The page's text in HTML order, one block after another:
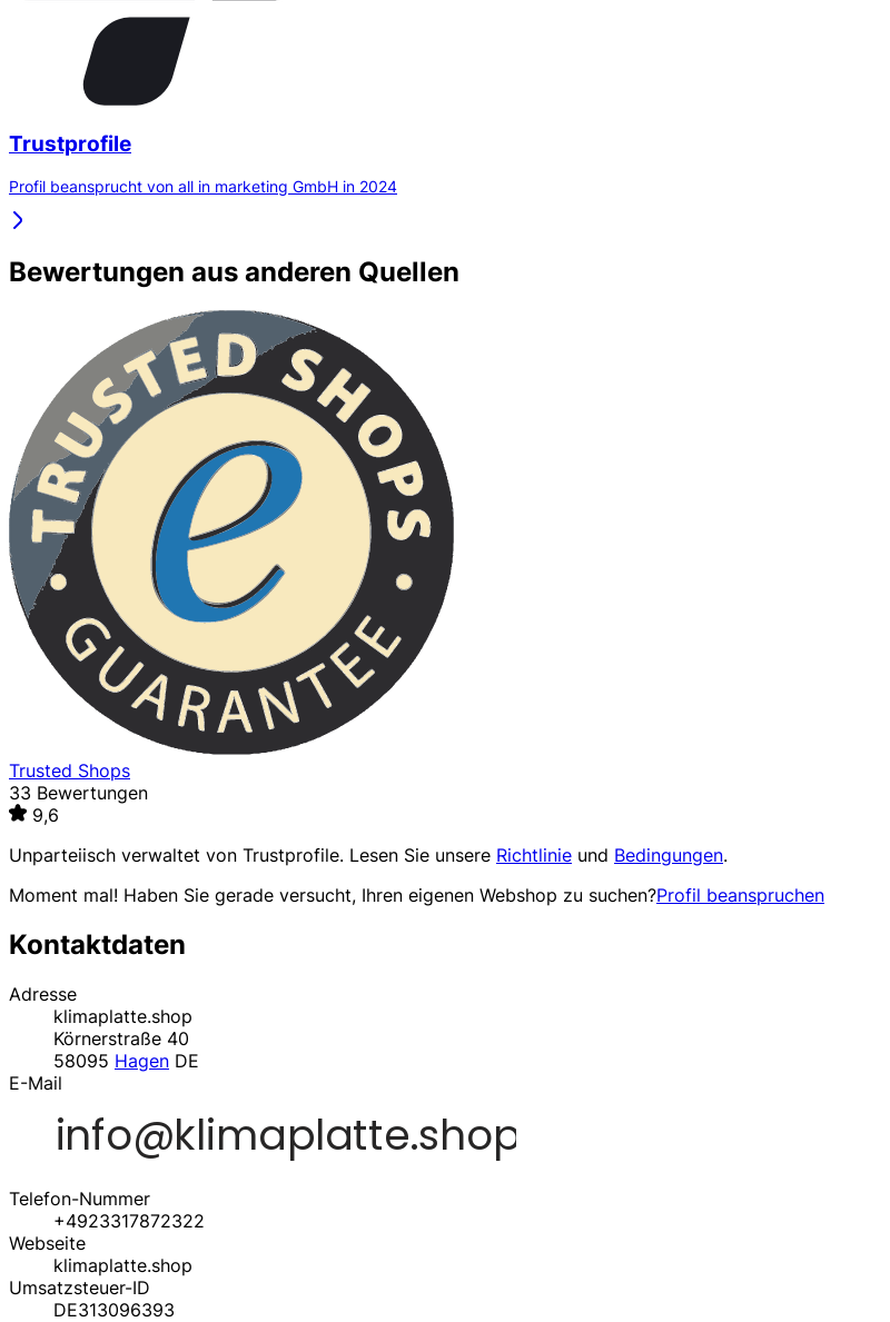
Trustprofile
Profil beansprucht von all in marketing GmbH in 2024
Bewertungen aus anderen Quellen
Trusted Shops
33 Bewertungen
9,6
Unparteiisch verwaltet von Trustprofile. Lesen Sie unsere Richtlinie und Bedingungen.
Moment mal! Haben Sie gerade versucht, Ihren eigenen Webshop zu suchen?Profil beanspruchen
Kontaktdaten
Adresse
klimaplatte.shop
Körnerstraße 40
58095 Hagen DE
E-Mail
Telefon-Nummer
+4923317872322
Webseite
klimaplatte.shop
Umsatzsteuer-ID
DE313096393